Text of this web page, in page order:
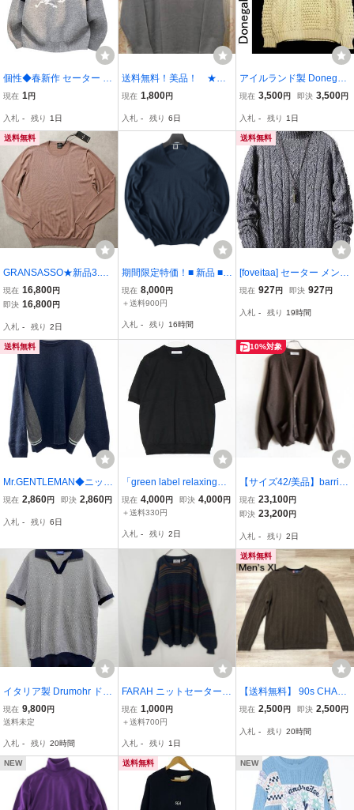
個性◆春新作 セーター ウ
ール混 ソフト クルーネッ
り トップス トレーナー
保温快適 長袖 おしゃれ
通勤 通学
現在 1円
入札 - 残り 1日
送料無料！美品！ ★
NIKO AND....！ グレー
ズ相当！） セーター！
★
現在 1,800円
入札 - 残り 6日
アイルランド製 Donegal
Knitwear ドネガルニット
シャーマンセーター アラ
ンニット サイズ44 生成り
アイボリー
現在 3,500円 即決 3,500円
入札 - 残り 1日
送料無料
GRANSASSO★新品3.5
万円程度グランサッソ ハ
イパフォーマンスウール
のクルーネックニット52
オールドローズ色
現在 16,800円
即決 16,800円
入札 - 残り 2日
期間限定特価！■ 新品 ■ I
L LANIFICIO イタリア製
サマーニット ■ 綿100％
現在 8,000円
＋送料900円
入札 - 残り 16時間
送料無料
[foveitaa] セーター メンズ
タートルネック ニットセ
防寒 カジュアル 長袖 お
830
現在 927円 即決 927円
入札 - 残り 19時間
送料無料
Mr.GENTLEMAN◆ニッ
ト・セーター(厚手)/XXL/
現在 2,860円 即決 2,860円
入札 - 残り 6日
「green label relaxing」
半袖ニット X-LARGE ブ
ラック メンズ
現在 4,000円 即決 4,000円
＋送料330円
入札 - 残り 2日
10%対象
【サイズ42/美品】barrie
【カシミヤ カーディガ
ン】スコットランド製 バ
現在 23,100円
即決 23,200円
入札 - 残り 2日
イタリア製 Drumohr ドル
モア襟付き 半袖ニット プ
ルオーバー セーター コッ
2L LL メンズ
現在 9,800円
送料未定
入札 - 残り 20時間
FARAH ニットセーター
古着 XLサイズ
現在 1,000円
＋送料700円
入札 - 残り 1日
送料無料
【送料無料】 90s CHAPS
ニット長袖セーター茶
ャップスラルフローレン
現在 2,500円 即決 2,500円
入札 - 残り 20時間
NEW 送料無料 NEW